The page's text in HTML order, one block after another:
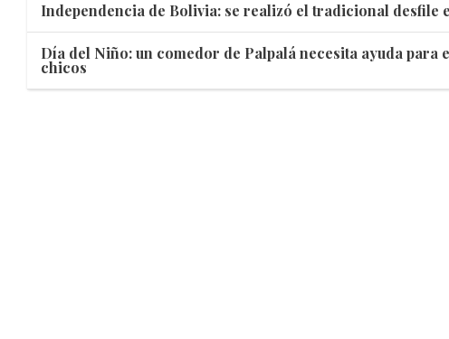
Independencia de Bolivia: se realizó el tradicional desfile
Día del Niño: un comedor de Palpalá necesita ayuda para
chicos